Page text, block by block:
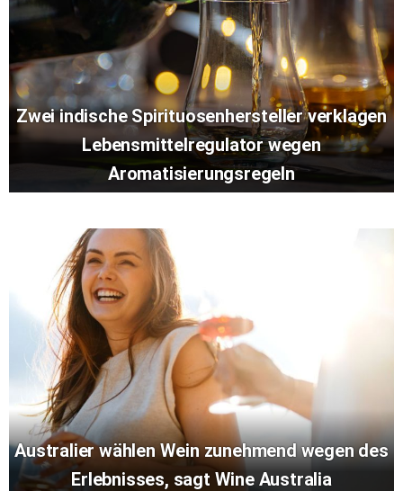
Zwei indische Spirituosenhersteller verklagen
Lebensmittelregulator wegen
Aromatisierungsregeln
Australier wählen Wein zunehmend wegen des
Erlebnisses, sagt Wine Australia